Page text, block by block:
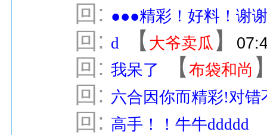
回: ●●●精彩！好料！谢
回: d 【 大爷卖瓜 】
回: 我呆了 【布袋和尚
回: 六合因你而精彩!对
回: 高手！！牛牛ddddd